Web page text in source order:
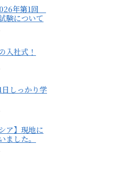
年第1回
験について
入社式！
しっかり学
ア】現地に
ました。